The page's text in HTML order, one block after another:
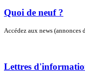
Quoi de neuf ?
Accédez aux news
Lettres